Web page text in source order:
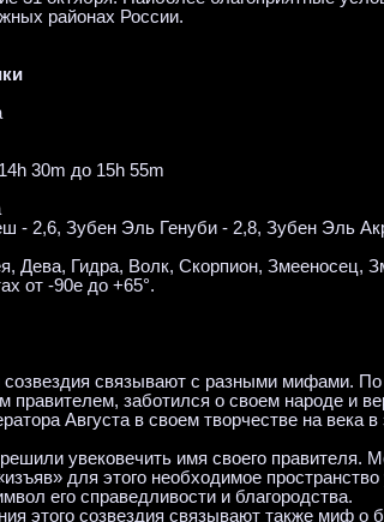
районах России.
30m до 15h 55m
- 2,6, Зубен Эль Генуби - 2,8, Зубен Эль
Дева, Гидра, Волк, Скорпион, Змееносец,
от -90е до +65°.
созвездия связывают с разными мифами.
правителем, заботился о своем народе и
Августа в своем творчестве на века
увековечить имя своего правителя.
для этого необходимое
его справедливости и благородства.
этого созвездия связывают также миф о